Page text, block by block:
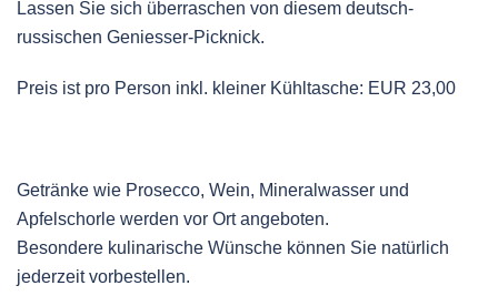
Lassen Sie sich überraschen von diesem deutsch-
russischen Geniesser-Picknick.
Preis ist pro Person inkl. kleiner Kühltasche: EUR 23,00
Getränke wie Prosecco, Wein, Mineralwasser und
Apfelschorle werden vor Ort angeboten.
Besondere kulinarische Wünsche können Sie natürlich
jederzeit vorbestellen.